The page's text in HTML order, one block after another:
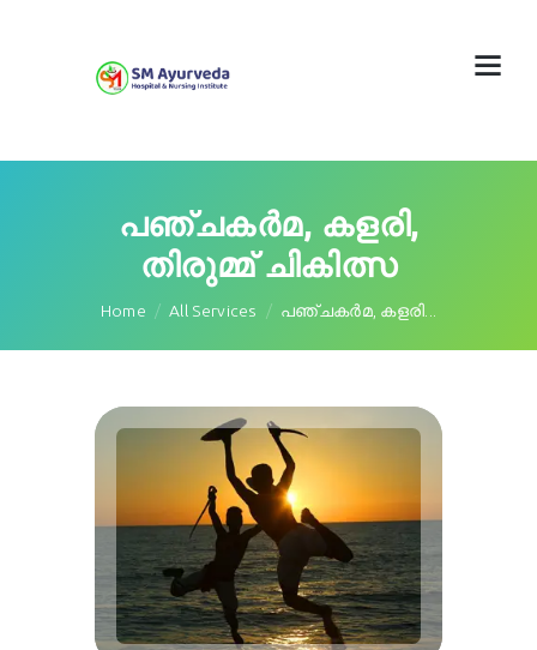
പഞ്ചകർമ, കളരി,
തിരുമ്മ് ചികിത്സ
Home All Services പഞ്ചകർമ, കളരി...